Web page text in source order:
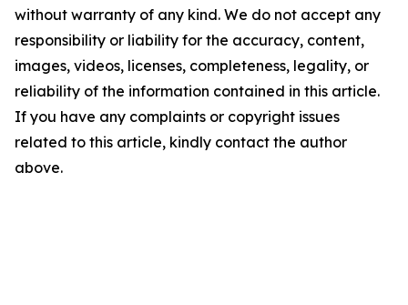
without warranty of any kind. We do not accept any
responsibility or liability for the accuracy, content,
images, videos, licenses, completeness, legality, or
reliability of the information contained in this article.
If you have any complaints or copyright issues
related to this article, kindly contact the author
above.